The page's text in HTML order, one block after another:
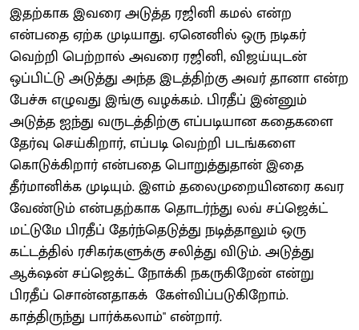
இதற்காக இவரை அடுத்த ரஜினி கமல் என்ற
என்பதை ஏற்க முடியாது. ஏனெனில் ஒரு நடிகர்
வெற்றி பெற்றால் அவரை ரஜினி, விஜய்யுடன்
ஒப்பிட்டு அடுத்து அந்த இடத்திற்கு அவர் தானா என்ற
பேச்சு எழுவது இங்கு வழக்கம். பிரதீப் இன்னும்
அடுத்த ஐந்து வருடத்திற்கு எப்படியான கதைகளை
தேர்வு செய்கிறார், எப்படி வெற்றி படங்களை
கொடுக்கிறார் என்பதை பொறுத்துதான் இதை
தீர்மானிக்க முடியும். இளம் தலைமுறையினரை கவர
வேண்டும் என்பதற்காக தொடர்ந்து லவ் சப்ஜெக்ட்
மட்டுமே பிரதீப் தேர்ந்தெடுத்து நடித்தாலும் ஒரு
கட்டத்தில் ரசிகர்களுக்கு சலித்து விடும். அடுத்து
ஆக்‌ஷன் சப்ஜெக்ட் நோக்கி நகருகிறேன் என்று
பிரதீப் சொன்னதாகக் கேள்விப்படுகிறோம்.
காத்திருந்து பார்க்கலாம்" என்றார்.